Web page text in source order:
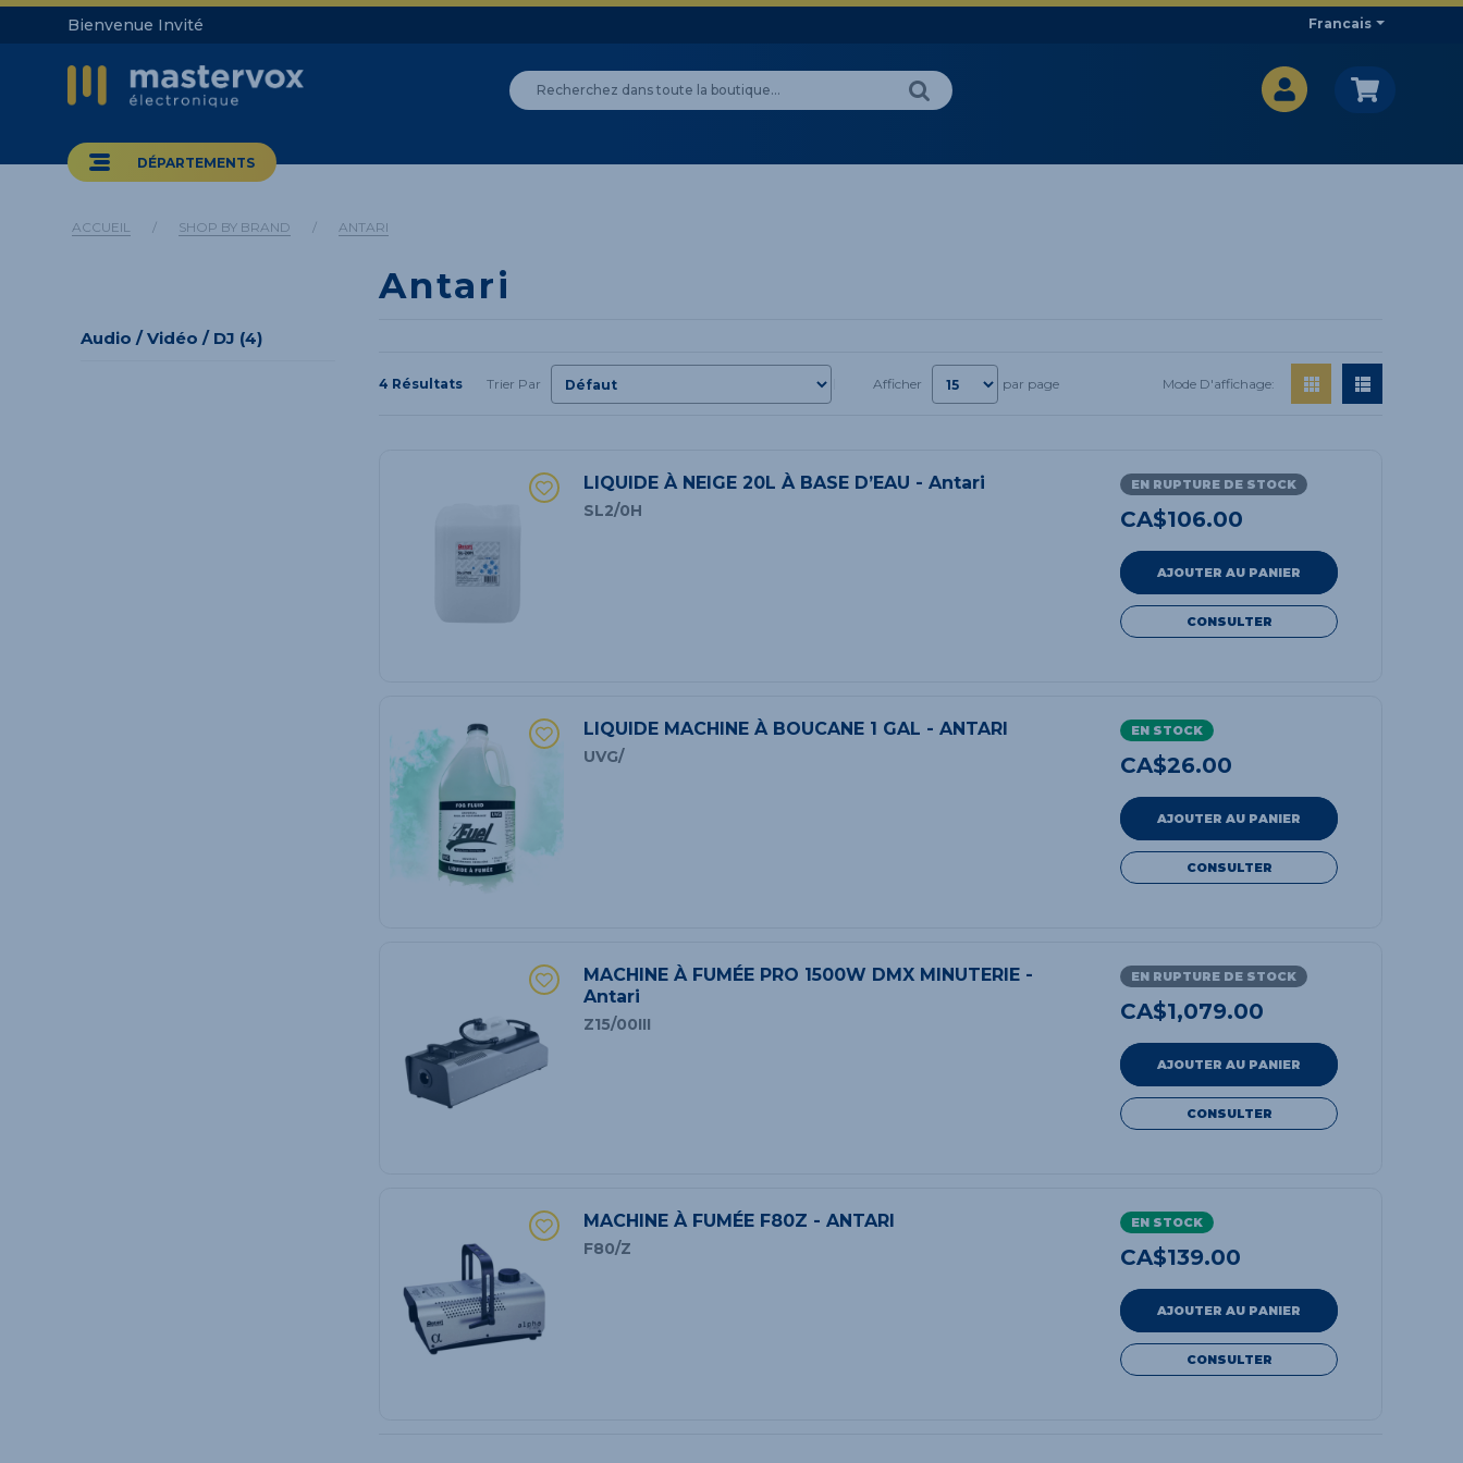
Bienvenue Invité Francais
DÉPARTEMENTS
ACCUEIL / SHOP BY BRAND / ANTARI
Audio / Vidéo / DJ (4)
Antari
4 Résultats Trier Par Afficher par page Mode D'affichage:
LIQUIDE À NEIGE 20L À BASE D’EAU - Antari
SL2/0H
EN RUPTURE DE STOCK
CA$106.00
AJOUTER AU PANIER
CONSULTER
LIQUIDE MACHINE À BOUCANE 1 GAL - ANTARI
UVG/
EN STOCK
CA$26.00
AJOUTER AU PANIER
CONSULTER
MACHINE À FUMÉE PRO 1500W DMX MINUTERIE -
Antari
Z15/00III
EN RUPTURE DE STOCK
CA$1,079.00
AJOUTER AU PANIER
CONSULTER
MACHINE À FUMÉE F80Z - ANTARI
F80/Z
EN STOCK
CA$139.00
AJOUTER AU PANIER
CONSULTER